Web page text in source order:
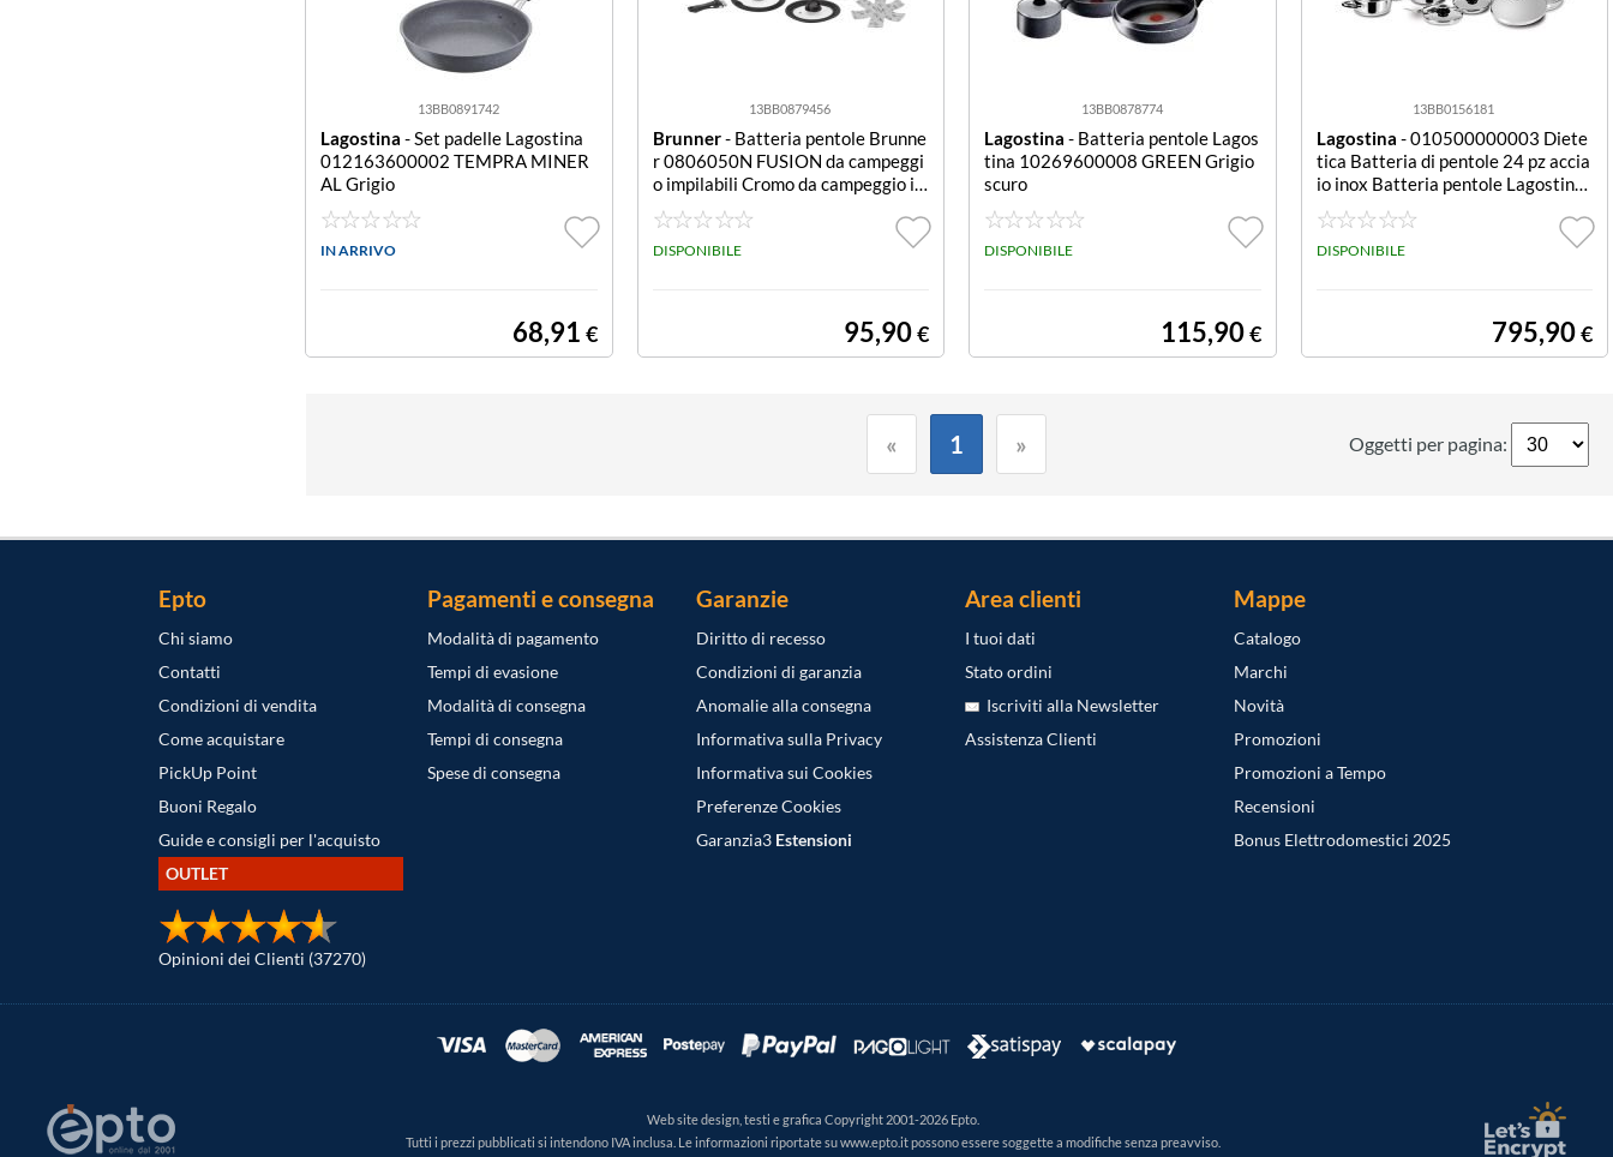
13BB0891742
Lagostina - Set padelle Lagostina
012163600002 TEMPRA MINER
AL Grigio
IN ARRIVO
68,91 €
13BB0879456
Brunner- Batteria pentole Brunne
r 0806050N FUSION da campeggi
o impilabili Cromo da campeggio im
pilabili
DISPONIBILE
95,90€
13BB0878774
Lagostina - Batteria pentole Lagos
tina 10269600008 GREEN Grigio
scuro
DISPONIBILE
115,90€
13BB0156181
Lagostina - 010500000003 Diete
tica Batteria di pentole 24 pz accia
io inox Batteria pentole Lagostina
010500000003 DIETETICA Crom
o lucido
DISPONIBILE
795,90€
« 1 » Oggetti per pagina:
Epto
Chi siamo
Contatti
Condizioni di vendita
Come acquistare
PickUp Point
Buoni Regalo
Guide e consigli per l'acquisto
OUTLET
Opinioni dei Clienti (37270)
Pagamenti e consegna
Modalità di pagamento
Tempi di evasione
Modalità di consegna
Tempi di consegna
Spese di consegna
Garanzie
Diritto di recesso
Condizioni di garanzia
Anomalie alla consegna
Informativa sulla Privacy
Informativa sui Cookies
Preferenze Cookies
Garanzia3 Estensioni
Area clienti
I tuoi dati
Stato ordini
Iscriviti alla Newsletter
Assistenza Clienti
Mappe
Catalogo
Marchi
Novità
Promozioni
Promozioni a Tempo
Recensioni
Bonus Elettrodomestici 2025
Web site design, testi e grafica Copyright 2001-2026 Epto.
Tutti i prezzi pubblicati si intendono IVA inclusa. Le informazioni riportate su www.epto.it possono essere soggette a modifiche senza preavviso.